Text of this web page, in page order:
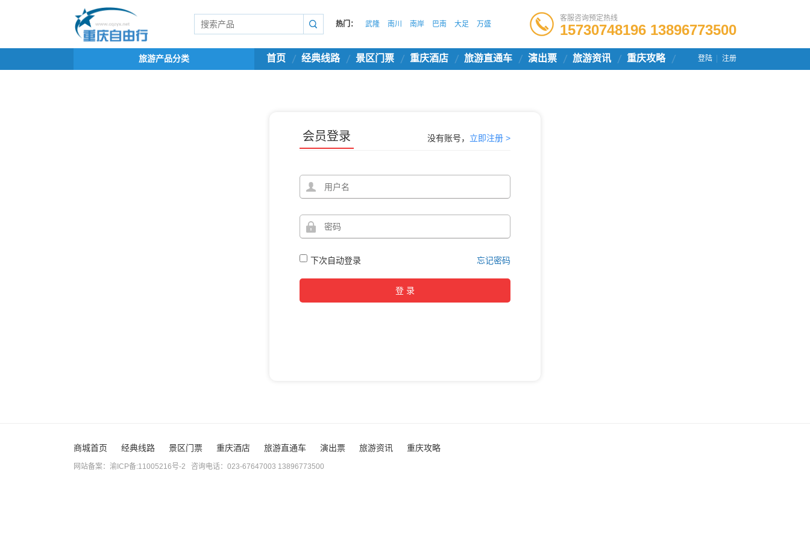
热门： 武隆 南川 南岸 巴南 大足 万盛
客服咨询预定热线
15730748196 13896773500
旅游产品分类 首页 经典线路 景区门票 重庆酒店 旅游直通车 演出票 旅游资讯 重庆攻略 登陆 注册
会员登录 没有账号， 立即注册 >
下次自动登录 忘记密码
商城首页 经典线路 景区门票 重庆酒店 旅游直通车 演出票 旅游资讯 重庆攻略
网站备案：渝ICP备:11005216号-2 咨询电话：023-67647003 13896773500